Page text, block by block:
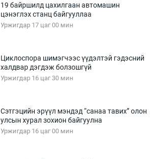
19 байршилд цахилгаан автомашин
цэнэглэх станц байгууллаа
Уржигдар 17 цаг 00 мин
Циклоспора шимэгчээс үүдэлтэй гэдэсний
халдвар дэгдэж болзошгүй
Уржигдар 16 цаг 30 мин
Сэтгэцийн эрүүл мэндэд “санаа тавих” олон
улсын хурал зохион байгуулна
Уржигдар 16 цаг 00 мин